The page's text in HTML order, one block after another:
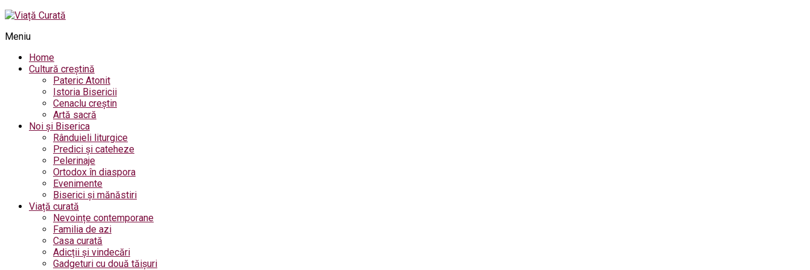
Meniu
Home
Cultură creștină
Pateric Atonit
Istoria Bisericii
Cenaclu creștin
Artă sacră
Noi și Biserica
Rânduieli liturgice
Predici și cateheze
Pelerinaje
Ortodox în diaspora
Evenimente
Biserici și mănăstiri
Viață curată
Nevoințe contemporane
Familia de azi
Casa curată
Adicții și vindecări
Gadgeturi cu două tăișuri